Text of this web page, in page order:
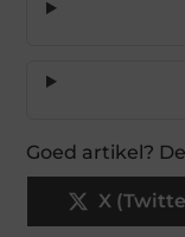
Goed artikel?
X